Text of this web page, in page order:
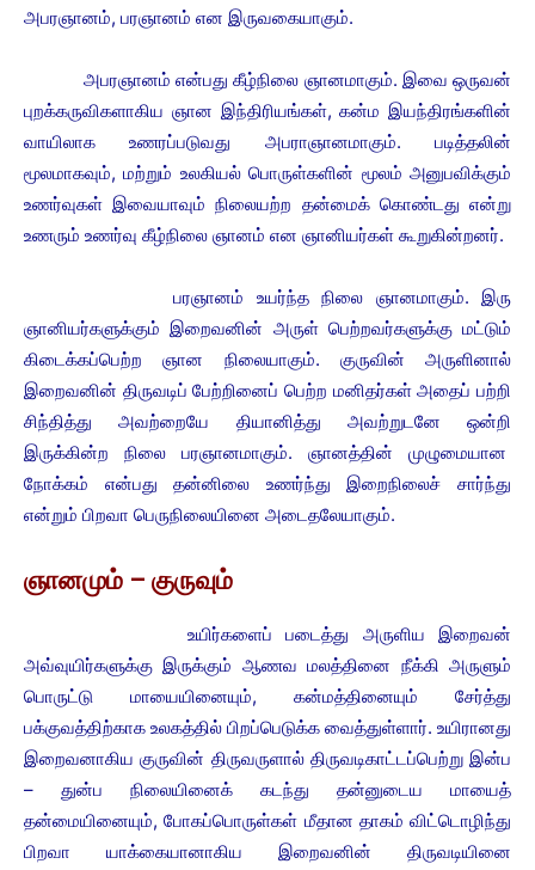
அபரஞானம், பரஞானம் என இருவகையாகும்.
அபரஞானம் என்பது கீழ்நிலை ஞானமாகும். இவை ஒருவன்
புறக்கருவிகளாகிய ஞான இந்திரியங்கள், கன்ம இயந்திரங்களின்
வாயிலாக உணரப்படுவது அபராஞானமாகும். படித்தலின்
மூலமாகவும், மற்றும் உலகியல் பொருள்களின் மூலம் அனுபவிக்கும்
உணர்வுகள் இவையாவும் நிலையற்ற தன்மைக் கொண்டது என்று
உணரும் உணர்வு கீழ்நிலை ஞானம் என ஞானியர்கள் கூறுகின்றனர்.
பரஞானம் உயர்ந்த நிலை ஞானமாகும். இரு
ஞானியர்களுக்கும் இறைவனின் அருள் பெற்றவர்களுக்கு மட்டும்
கிடைக்கப்பெற்ற ஞான நிலையாகும். குருவின் அருளினால்
இறைவனின் திருவடிப் பேற்றினைப் பெற்ற மனிதர்கள் அதைப் பற்றி
சிந்தித்து அவற்றையே தியானித்து அவற்றுடனே ஒன்றி
இருக்கின்ற நிலை பரஞானமாகும். ஞானத்தின் முழுமையான
நோக்கம் என்பது தன்னிலை உணர்ந்து இறைநிலைச் சார்ந்து
என்றும் பிறவா பெருநிலையினை அடைதலேயாகும்.
ஞானமும் – குருவும்
உயிர்களைப் படைத்து அருளிய இறைவன்
அவ்வுயிர்களுக்கு இருக்கும் ஆணவ மலத்தினை நீக்கி அருளும்
பொருட்டு மாயையினையும், கன்மத்தினையும் சேர்த்து
பக்குவத்திற்காக உலகத்தில் பிறப்பெடுக்க வைத்துள்ளார். உயிரானது
இறைவனாகிய குருவின் திருவருளால் திருவடிகாட்டப்பெற்று இன்ப
– துன்ப நிலையினைக் கடந்து தன்னுடைய மாயைத்
தன்மையினையும், போகப்பொருள்கள் மீதான தாகம் விட்டொழிந்து
பிறவா யாக்கையானாகிய இறைவனின் திருவடியினை